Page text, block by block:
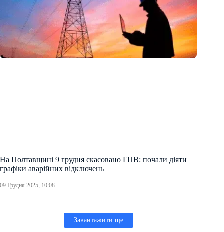
На Полтавщині 9 грудня скасовано ГПВ: почали діяти
графіки аварійних відключень
09 Грудня 2025, 10:08
Завантажити ще